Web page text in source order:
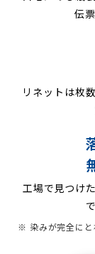
伝
リネットは枚
工場で見つけ
※ 染みが完全にと